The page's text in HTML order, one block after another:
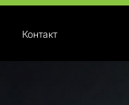
Контакт